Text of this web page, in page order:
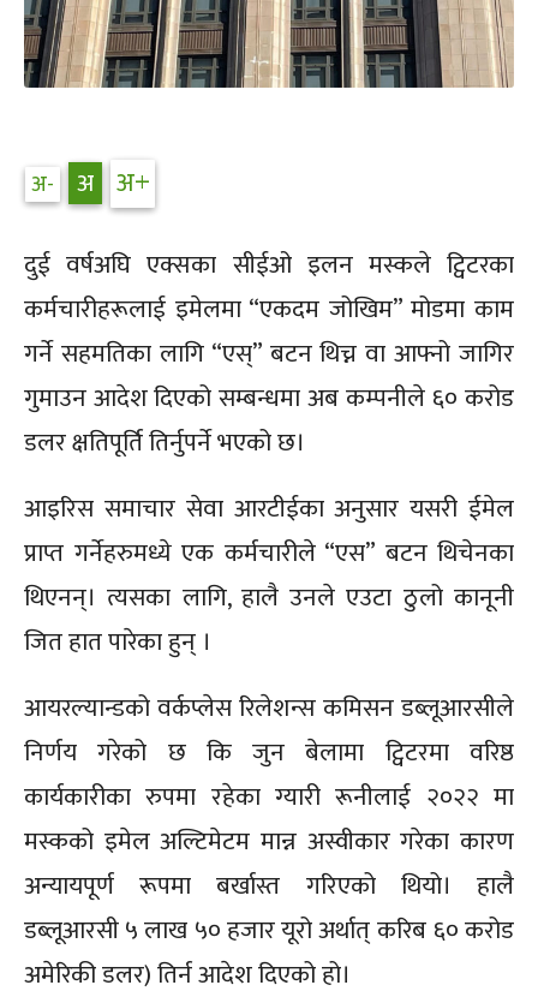
दुई वर्षअघि एक्सका सीईओ इलन मस्कले ट्विटरका
कर्मचारीहरूलाई इमेलमा “एकदम जोखिम” मोडमा काम
गर्ने सहमतिका लागि “एस्” बटन थिच्न वा आफ्नो जागिर
गुमाउन आदेश दिएको सम्बन्धमा अब कम्पनीले ६० करोड
डलर क्षतिपूर्ति तिर्नुपर्ने भएको छ।
आइरिस समाचार सेवा आरटीईका अनुसार यसरी ईमेल
प्राप्त गर्नेहरुमध्ये एक कर्मचारीले “एस” बटन थिचेनका
थिएनन्। त्यसका लागि, हालै उनले एउटा ठुलो कानूनी
जित हात पारेका हुन् ।
आयरल्यान्डको वर्कप्लेस रिलेशन्स कमिसन डब्लूआरसीले
निर्णय गरेको छ कि जुन बेलामा ट्विटरमा वरिष्ठ
कार्यकारीका रुपमा रहेका ग्यारी रूनीलाई २०२२ मा
मस्कको इमेल अल्टिमेटम मान्न अस्वीकार गरेका कारण
अन्यायपूर्ण रूपमा बर्खास्त गरिएको थियो। हालै
डब्लूआरसी ५ लाख ५० हजार यूरो अर्थात् करिब ६० करोड
अमेरिकी डलर) तिर्न आदेश दिएको हो।